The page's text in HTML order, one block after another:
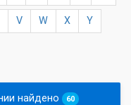
V W X Y
найдено 60